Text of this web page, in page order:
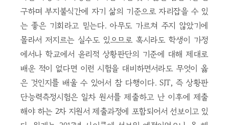
구하며 부지불식간에 자기 삶의 기준으로 자리잡을 수 있
는 좋은 기회라고 믿는다. 아무도 가르쳐 주지 않았기에
몰라서 저지르는 실수도 있으므로 혹시라도 학생이 가정
에서나 학교에서 윤리적 상황판단의 기준에 대해 제대로
배운 적이 없다면 이런 시험을 대비하면서라도 무엇이 옳
은 것인지를 배울 수 있어서 참 다행이다. SJT, 즉 상황판
단능력측정시험은 일차 원서를 제출하고 난 이후에 제출
해야 하는 2차 지원서 제출과정에 포함되어서 선보이고 있